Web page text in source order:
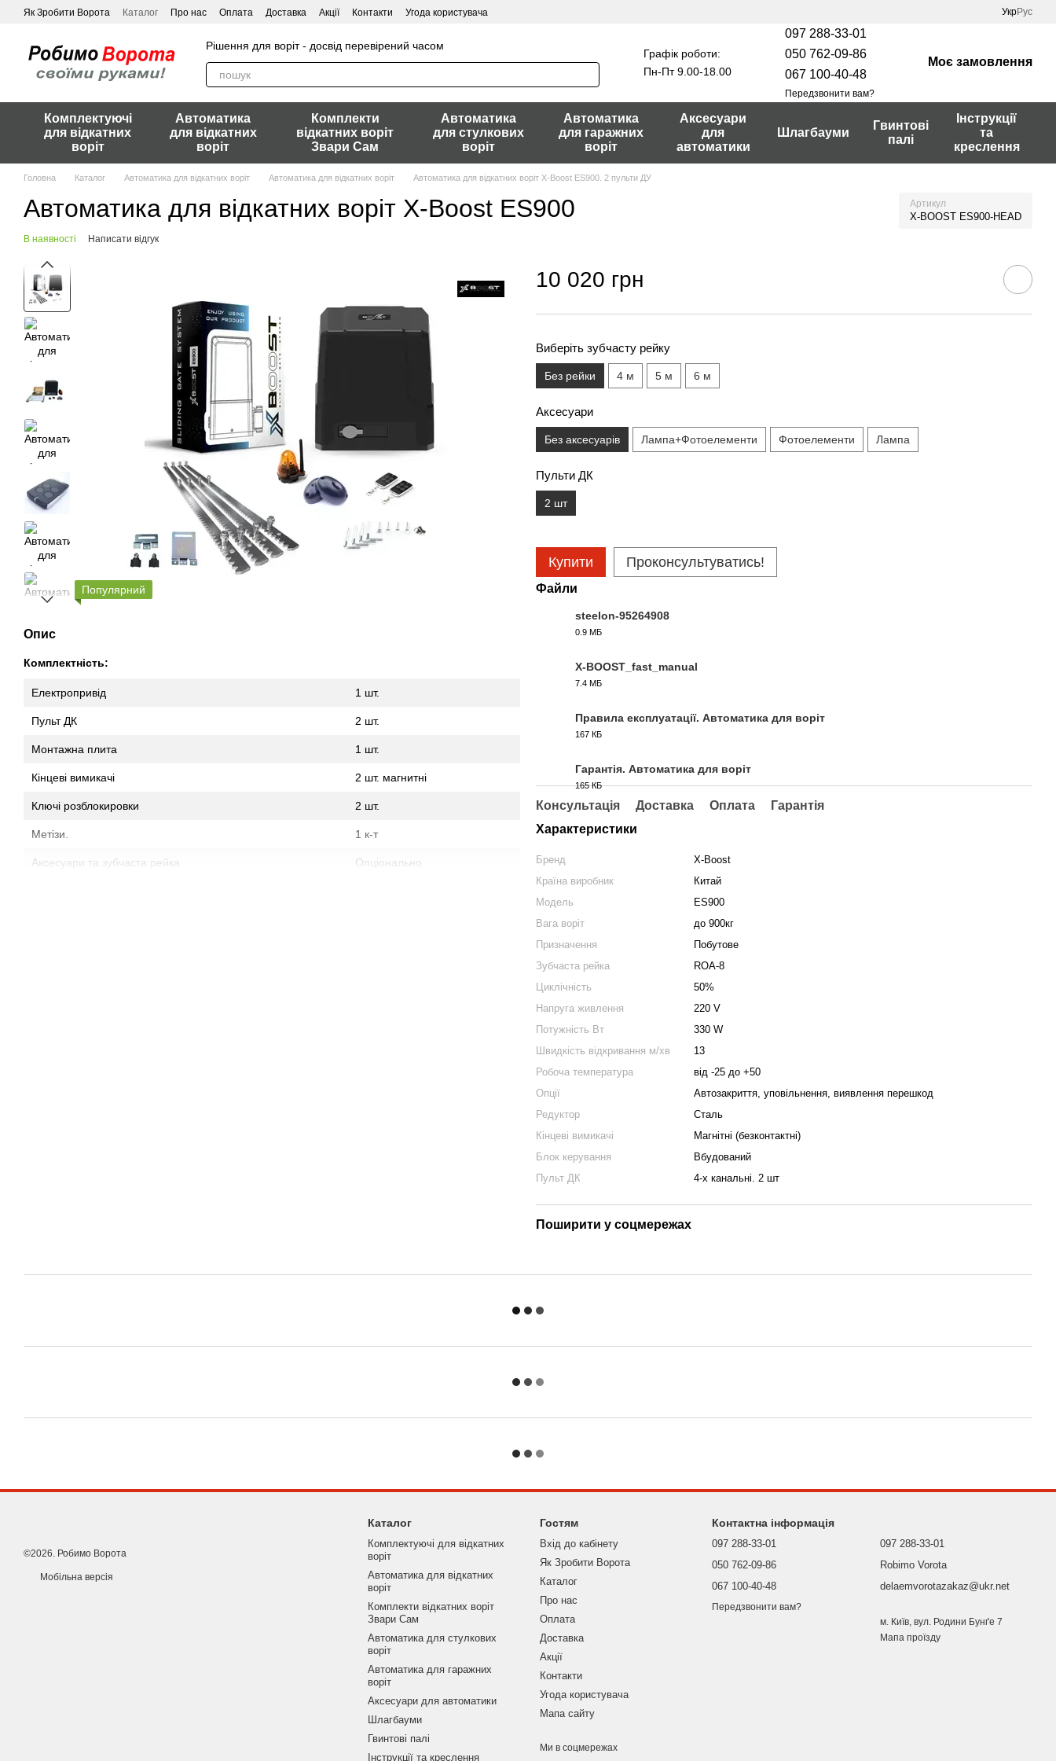
Перейти до основного контенту
Як Зробити Ворота Каталог Про нас Оплата Доставка Акції Контакти Угода користувача УкрРус
Рішення для воріт - досвід перевірений часом
Графік роботи:
Пн-Пт 9.00-18.00
097 288-33-01
050 762-09-86
067 100-40-48
Передзвонити вам?
Моє замовлення
Комплектуючі
для відкатних
воріт
Автоматика
для відкатних
воріт
Комплекти
відкатних воріт
Звари Сам
Автоматика
для стулкових
воріт
Автоматика
для гаражних
воріт
Аксесуари
для
автоматики
Шлагбауми
Гвинтові
палі
Інструкції
та
креслення
Головна Каталог Автоматика для відкатних воріт Автоматика для відкатних воріт Автоматика для відкатних воріт X-Boost ES900. 2 пульти ДУ
Автоматика для відкатних воріт X-Boost ES900 Артикул
X-BOOST ES900-HEAD
В наявності Написати відгук
Популярний
Опис
Комплектність:
Електропривід 1 шт.
Пульт ДК 2 шт.
Монтажна плита 1 шт.
Кінцеві вимикачі 2 шт. магнитні
Ключі розблокировки 2 шт.
Метізи. 1 к-т
Аксесуари та зубчаста рейка Опціонально
из усіх питань!Телефонуйте или замовте консультацию.
10 020 грн
Виберіть зубчасту рейку
Без рейки 4 м 5 м 6 м
Аксесуари
Без аксесуарів Лампа+Фотоелементи Фотоелементи Лампа
Пульти ДК
2 шт
Купити Проконсультуватись!
Файли
steelon-95264908
0.9 МБ
X-BOOST_fast_manual
7.4 МБ
Правила експлуатації. Автоматика для воріт
167 КБ
Гарантія. Автоматика для воріт
165 КБ
Консультація Доставка Оплата
Гарантія
Характеристики
Бренд
X-Boost
Країна виробник
Китай
Модель
ES900
Вага воріт
до 900кг
Призначення
Побутове
Зубчаста рейка
ROA-8
Циклічність
50%
Напруга живлення
220 V
Потужність Вт
330 W
Швидкість відкривання м/хв
13
Робоча температура
від -25 до +50
Опції
Автозакриття, уповільнення, виявлення перешкод
Редуктор
Сталь
Кінцеві вимикачі
Магнітні (безконтактні)
Блок керування
Вбудований
Пульт ДК
4-х канальні. 2 шт
Поширити у соцмережах
©2026. Робимо Ворота
Мобільна версія
Каталог
Комплектуючі для відкатних
воріт
Автоматика для відкатних
воріт
Комплекти відкатних воріт
Звари Сам
Автоматика для стулкових
воріт
Автоматика для гаражних
воріт
Аксесуари для автоматики
Шлагбауми
Гвинтові палі
Інструкції та креслення
Гостям
Вхід до кабінету
Як Зробити Ворота
Каталог
Про нас
Оплата
Доставка
Акції
Контакти
Угода користувача
Мапа сайту
Ми в соцмережах
Контактна інформація
097 288-33-01
050 762-09-86
067 100-40-48
Передзвонити вам?
097 288-33-01
Robimo Vorota
delaemvorotazakaz@ukr.net
м. Київ, вул. Родини Бунґе 7
Мапа проїзду